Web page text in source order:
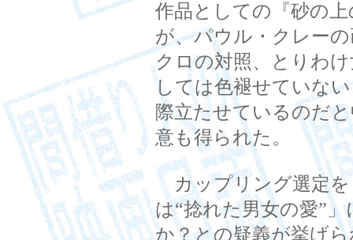
作品としての『砂の
が、パウル・クレー
クロの対照、とりわ
しては色褪せていな
際立たせているのだ
意も得られた。
カップリング選定を
は“捻れた男女の愛”
か？との疑義が挙げ